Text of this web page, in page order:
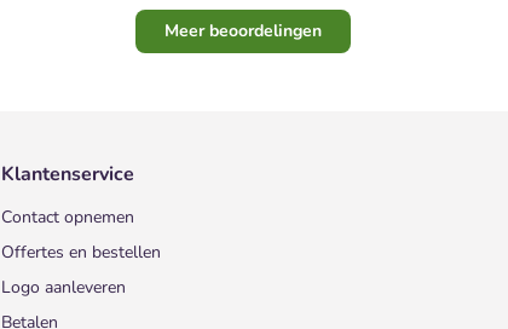
Meer beoordelingen
Klantenservice
Contact opnemen
Offertes en bestellen
Logo aanleveren
Betalen